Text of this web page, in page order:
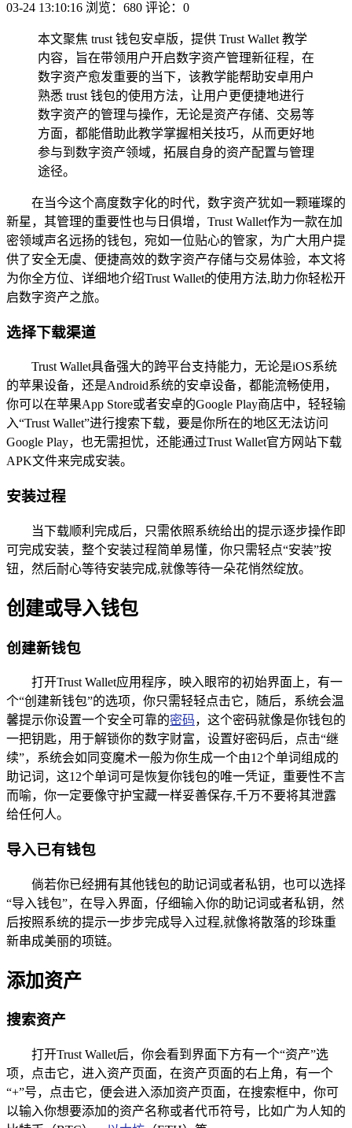
03-24 13:10:16 浏览：680 评论：0
本文聚焦 trust 钱包安卓版，提供 Trust Wallet 教学
内容，旨在带领用户开启数字资产管理新征程，在
数字资产愈发重要的当下，该教学能帮助安卓用户
熟悉 trust 钱包的使用方法，让用户更便捷地进行
数字资产的管理与操作，无论是资产存储、交易等
方面，都能借助此教学掌握相关技巧，从而更好地
参与到数字资产领域，拓展自身的资产配置与管理
途径。
在当今这个高度数字化的时代，数字资产犹如一颗璀璨的
新星，其管理的重要性也与日俱增，Trust Wallet作为一款在加
密领域声名远扬的钱包，宛如一位贴心的管家，为广大用户提
供了安全无虞、便捷高效的数字资产存储与交易体验，本文将
为你全方位、详细地介绍Trust Wallet的使用方法,助力你轻松开
启数字资产之旅。
选择下载渠道
Trust Wallet具备强大的跨平台支持能力，无论是iOS系统
的苹果设备，还是Android系统的安卓设备，都能流畅使用，
你可以在苹果App Store或者安卓的Google Play商店中，轻轻输
入“Trust Wallet”进行搜索下载，要是你所在的地区无法访问
Google Play，也无需担忧，还能通过Trust Wallet官方网站下载
APK文件来完成安装。
安装过程
当下载顺利完成后，只需依照系统给出的提示逐步操作即
可完成安装，整个安装过程简单易懂，你只需轻点“安装”按
钮，然后耐心等待安装完成,就像等待一朵花悄然绽放。
创建或导入钱包
创建新钱包
打开Trust Wallet应用程序，映入眼帘的初始界面上，有一
个“创建新钱包”的选项，你只需轻轻点击它，随后，系统会温
馨提示你设置一个安全可靠的密码，这个密码就像是你钱包的
一把钥匙，用于解锁你的数字财富，设置好密码后，点击“继
续”，系统会如同变魔术一般为你生成一个由12个单词组成的
助记词，这12个单词可是恢复你钱包的唯一凭证，重要性不言
而喻，你一定要像守护宝藏一样妥善保存,千万不要将其泄露
给任何人。
导入已有钱包
倘若你已经拥有其他钱包的助记词或者私钥，也可以选择
“导入钱包”，在导入界面，仔细输入你的助记词或者私钥，然
后按照系统的提示一步步完成导入过程,就像将散落的珍珠重
新串成美丽的项链。
添加资产
搜索资产
打开Trust Wallet后，你会看到界面下方有一个“资产”选
项，点击它，进入资产页面，在资产页面的右上角，有一个
“+”号，点击它，便会进入添加资产页面，在搜索框中，你可
以输入你想要添加的资产名称或者代币符号，比如广为人知的